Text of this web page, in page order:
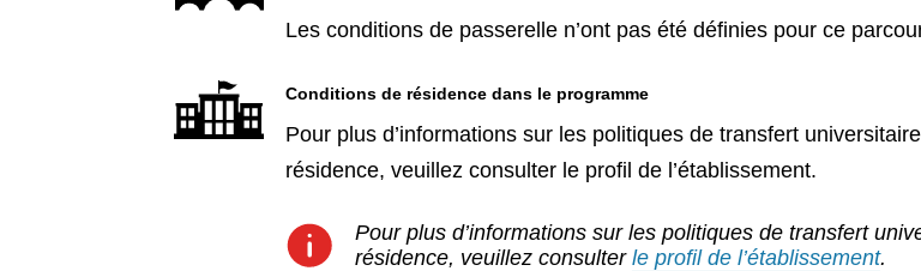
Les conditions de passerelle n’ont pas été définies pour ce
Conditions de résidence dans le programme
Pour plus d’informations sur les politiques de transfert
résidence, veuillez consulter le profil de l’établissement.
Pour plus d’informations sur les politiques de transfert
résidence, veuillez consulter le profil de l’établissement.